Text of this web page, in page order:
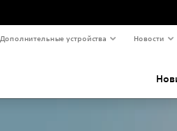
Дополнительные устройства Новости